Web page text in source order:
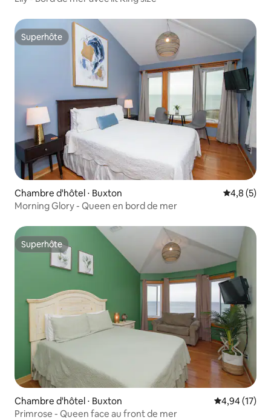
Superhôte
Superhôte
Chambre d'hôtel ⋅ Buxton Évaluation
4,8 (5)
Morning Glory - Queen en bord de mer
Superhôte
Superhôte
Chambre d'hôtel ⋅ Buxton Évaluation
4,94 (17)
Primrose - Queen face au front de mer